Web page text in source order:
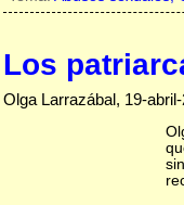
Los
Olga Larrazábal, 19-